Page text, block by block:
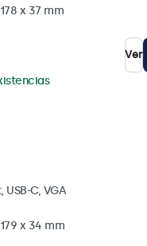
x 37 mm
Ver
C, VGA
x 34 mm